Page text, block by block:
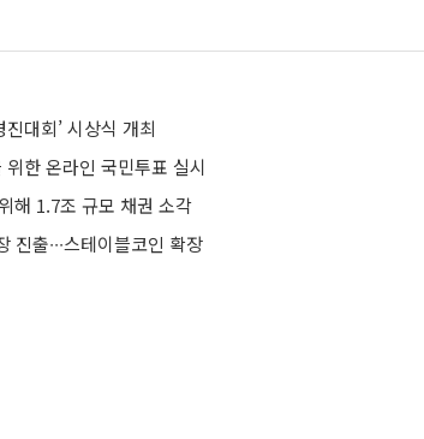
대회’ 시상식 개최
한 온라인 국민투표 실시
해 1.7조 규모 채권 소각
출∙∙∙스테이블코인 확장